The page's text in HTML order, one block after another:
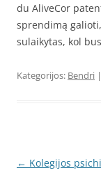
du AliveCor
sprendimą
sulaikytas, kol
Kategorijos: Bendri |
Įrašo
← Kolegijos